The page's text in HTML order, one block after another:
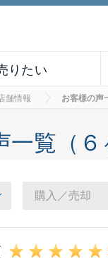
りたい
舗情報 お客様の声
覧（６